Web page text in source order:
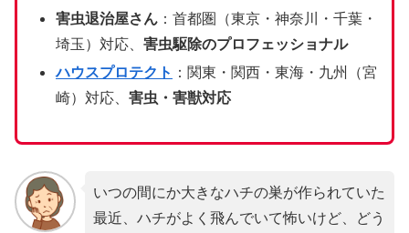
害虫退治屋さん：首都圏（東京・神奈川・千葉・
埼玉）対応、 害虫駆除のプロフェッショナル
ハウスプロテクト ：関東・関西・東海・九州（宮
崎）対応、 害虫・害獣対応
いつの間にか大きなハチの巣が作られていた
最近、ハチがよく飛んでいて怖いけど、どう